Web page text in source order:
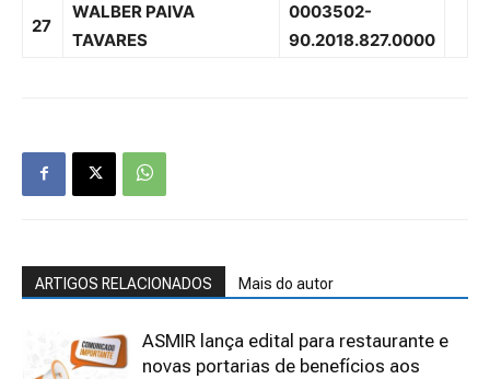
27
WALBER PAIVA
TAVARES
0003502-
90.2018.827.0000
ARTIGOS RELACIONADOS Mais do autor
ASMIR lança edital para restaurante e
novas portarias de benefícios aos